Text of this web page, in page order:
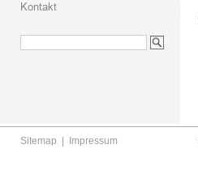
Sitemap Impressum